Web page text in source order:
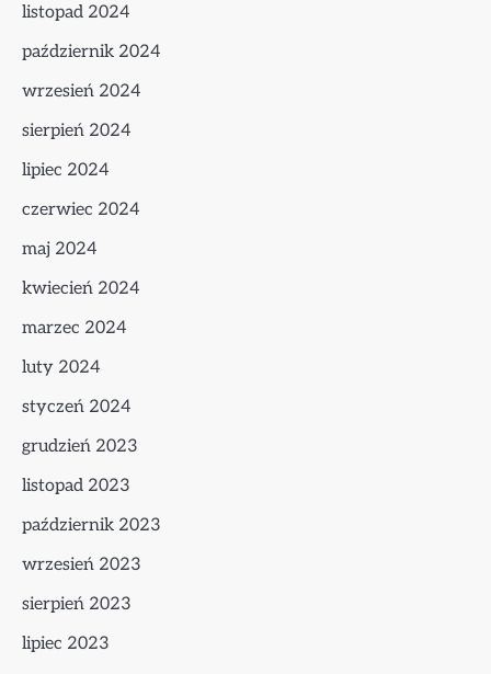
listopad 2024
październik 2024
wrzesień 2024
sierpień 2024
lipiec 2024
czerwiec 2024
maj 2024
kwiecień 2024
marzec 2024
luty 2024
styczeń 2024
grudzień 2023
listopad 2023
październik 2023
wrzesień 2023
sierpień 2023
lipiec 2023